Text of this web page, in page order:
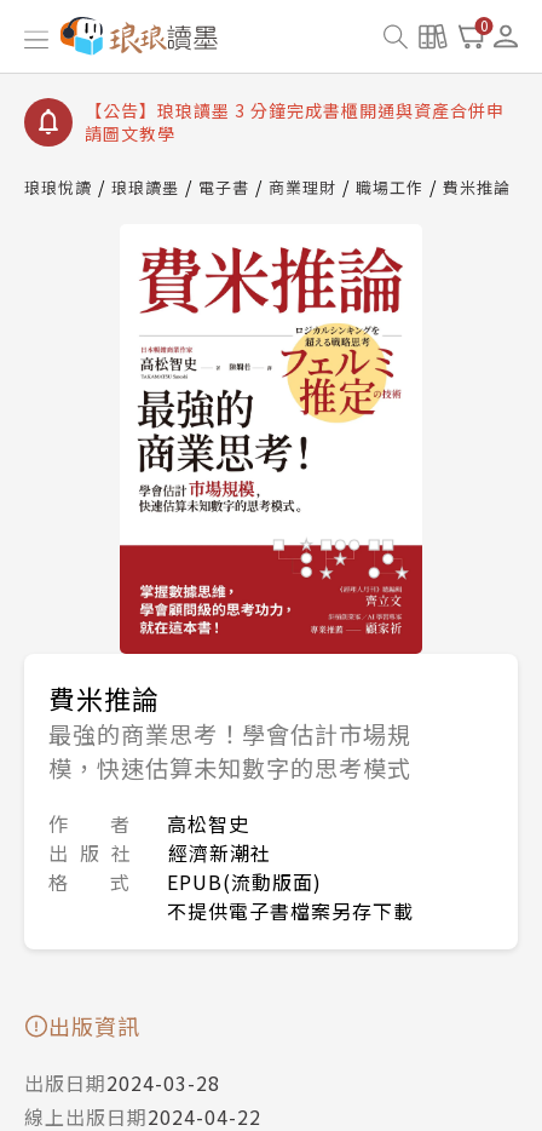
0
【公告】琅琅讀墨數位閱讀資產合併與書櫃開通申請
【公告】琅琅讀墨書櫃開通常見問題
【公告】琅琅讀墨 3 分鐘完成書櫃開通與資產合併申
請圖文教學
查詢
琅琅悅讀 琅琅讀墨 電子書 商業理財 職場工作 費米推論
費米推論
最強的商業思考！學會估計市場規
模，快速估算未知數字的思考模式
作 者
高松智史
出 版 社
經濟新潮社
格 式
EPUB(流動版面)
不提供電子書檔案另存下載
出版資訊
出版日期2024-03-28
線上出版日期2024-04-22